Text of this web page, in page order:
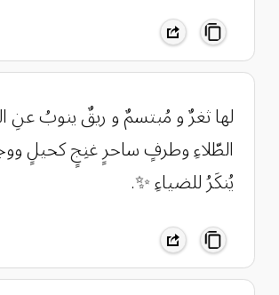
‏لها ثغرٌ و مُبتسمٌ و ريقٌ ينوبُ عنِ
الطّلاءِ وطرفٍ ساحرٍ غنِجٍ كحيلٍ
يُنكَرُ للضياءِ ✨.